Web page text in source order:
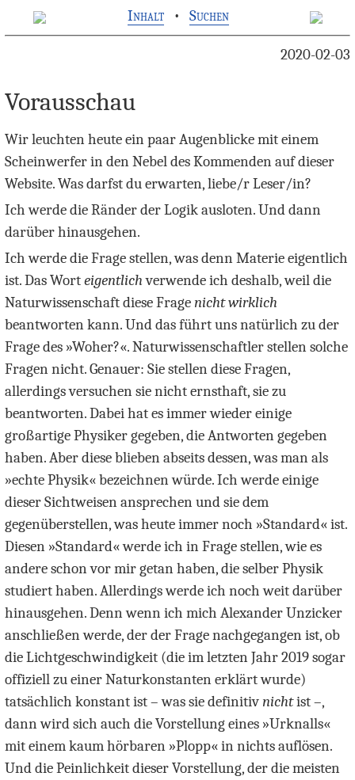
Inhalt• Suchen
2020-02-03
Vorausschau
Wir leuchten heute ein paar Augenblicke mit einem
Scheinwerfer in den Nebel des Kommenden auf dieser
Website. Was darfst du erwarten, liebe/r Leser/in?
Ich werde die Ränder der Logik ausloten. Und dann
darüber hinausgehen.
Ich werde die Frage stellen, was denn Materie eigentlich
ist. Das Worteigentlichverwende ich deshalb, weil die
Naturwissenschaft diese Fragenicht wirklich
beantworten kann. Und das führt uns natürlich zu der
Frage des »Woher?«. Naturwissenschaftler stellen solche
Fragen nicht. Genauer: Sie stellen diese Fragen,
allerdings versuchen sie nicht ernsthaft, sie zu
beantworten. Dabei hat es immer wieder einige
großartige Physiker gegeben, die Antworten gegeben
haben. Aber diese blieben abseits dessen, was man als
»echte Physik« bezeichnen würde. Ich werde einige
dieser Sichtweisen ansprechen und sie dem
gegenüberstellen, was heute immer noch »Standard« ist.
Diesen »Standard« werde ich in Frage stellen, wie es
andere schon vor mir getan haben, die selber Physik
studiert haben. Allerdings werde ich noch weit darüber
hinausgehen. Denn wenn ich mich Alexander Unzicker
anschließen werde, der der Frage nachgegangen ist, ob
die Lichtgeschwindigkeit (die im letzten Jahr 2019 sogar
offiziell zu einer Naturkonstanten erklärt wurde)
tatsächlich konstant ist – was sie definitivnichtist –,
dann wird sich auch die Vorstellung eines »Urknalls«
mit einem kaum hörbaren »Plopp« in nichts auflösen.
Und die Peinlichkeit dieser Vorstellung, der die meisten